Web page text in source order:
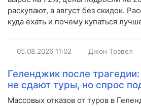
раскупают, а август без скидок.
куда ехать и почему купаться
05.08.2026 11:02 Джон Трэвел
Геленджик после
не сдают туры, но спрос
Массовых отказов от туров в